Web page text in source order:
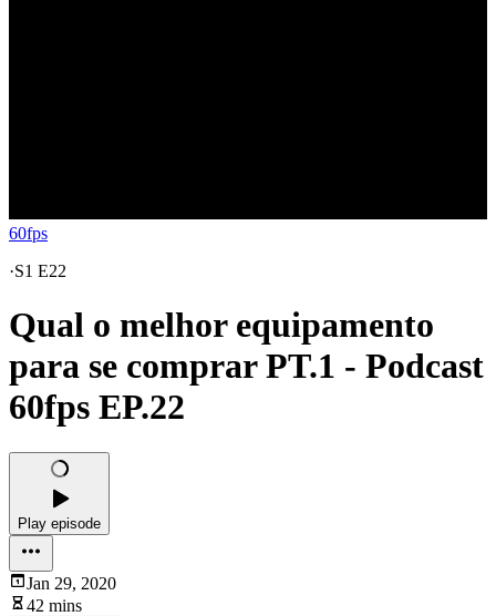
60fps
·S1 E22
Qual o melhor equipamento
para se comprar PT.1 - Podcast
60fps EP.22
Play episode
Jan 29, 2020
42 mins